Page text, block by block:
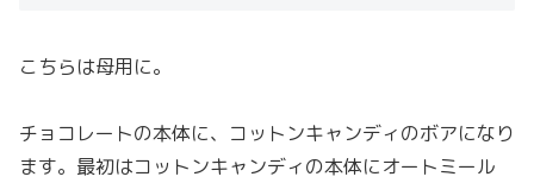
こちらは母用に。
チョコレートの本体に、コットンキャンディのボアになり
ます。最初はコットンキャンディの本体にオートミール